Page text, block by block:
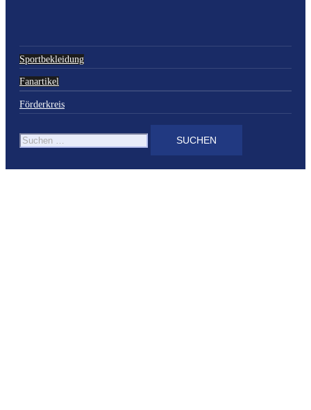
Sportbekleidung
Fanartikel
Förderkreis
Suchen
nach: